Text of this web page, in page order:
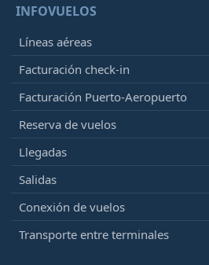
INFOVUELOS
Líneas aéreas
Facturación check-in
Facturación Puerto-Aeropuerto
Reserva de vuelos
Llegadas
Salidas
Conexión de vuelos
Transporte entre terminales